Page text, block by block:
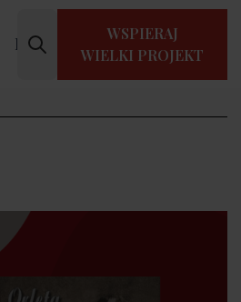
Kontakt
WSPIERAJ
WIELKI PROJEKT